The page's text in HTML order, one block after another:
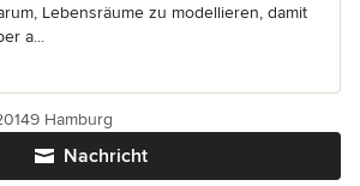
Lebensräume zu modellieren, damit
a...
Nachricht
Hamburg